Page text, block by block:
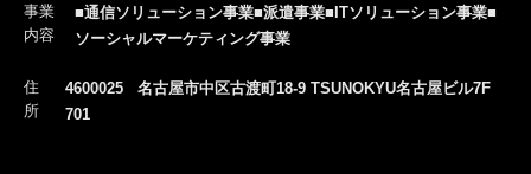
事業
内容
■通信ソリューション事業■派遣事業■ITソリューション事業■
ソーシャルマーケティング事業
住
所
4600025 名古屋市中区古渡町18-9 TSUNOKYU名古屋ビル7F
701